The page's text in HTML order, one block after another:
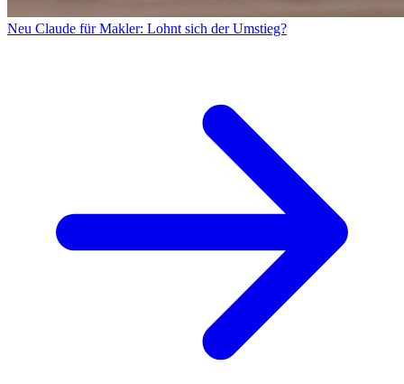
Neu Claude für Makler: Lohnt sich der Umstieg?